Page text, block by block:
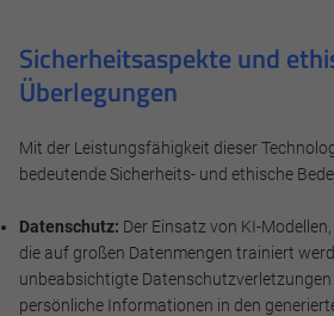
Sicherheitsaspekte und
Überlegungen
Mit der Leistungsfähigkeit dieser
bedeutende Sicherheits- und ethische
Datenschutz: Der Einsatz von KI-
die auf großen Datenmengen trainiert
unbeabsichtigte
persönliche Informationen in den